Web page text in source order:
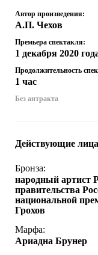
Автор произведения:
А.П. Чехов
Премьера спектакля:
1 декабря 2020
Продолжительность
1 час
Без антракта
Действующие
Бронза:
народный артист
правительства
национальной
Грохов
Марфа:
Ариадна Брунер